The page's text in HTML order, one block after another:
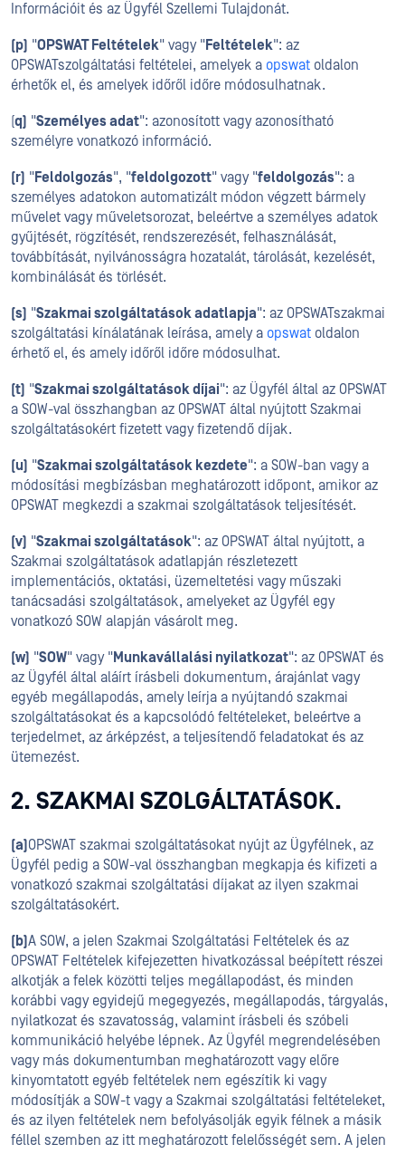
Információit és az Ügyfél Szellemi Tulajdonát.
(p) "OPSWAT Feltételek" vagy "Feltételek": az
OPSWATszolgáltatási feltételei, amelyek a opswat oldalon
érhetők el, és amelyek időről időre módosulhatnak.
(q) "Személyes adat": azonosított vagy azonosítható
személyre vonatkozó információ.
(r) "Feldolgozás", "feldolgozott" vagy "feldolgozás": a
személyes adatokon automatizált módon végzett bármely
művelet vagy műveletsorozat, beleértve a személyes adatok
gyűjtését, rögzítését, rendszerezését, felhasználását,
továbbítását, nyilvánosságra hozatalát, tárolását, kezelését,
kombinálását és törlését.
(s) "Szakmai szolgáltatások adatlapja": az OPSWATszakmai
szolgáltatási kínálatának leírása, amely a opswat oldalon
érhető el, és amely időről időre módosulhat.
(t) "Szakmai szolgáltatások díjai": az Ügyfél által az OPSWAT
a SOW-val összhangban az OPSWAT által nyújtott Szakmai
szolgáltatásokért fizetett vagy fizetendő díjak.
(u) "Szakmai szolgáltatások kezdete": a SOW-ban vagy a
módosítási megbízásban meghatározott időpont, amikor az
OPSWAT megkezdi a szakmai szolgáltatások teljesítését.
(v) "Szakmai szolgáltatások": az OPSWAT által nyújtott, a
Szakmai szolgáltatások adatlapján részletezett
implementációs, oktatási, üzemeltetési vagy műszaki
tanácsadási szolgáltatások, amelyeket az Ügyfél egy
vonatkozó SOW alapján vásárolt meg.
(w) "SOW" vagy "Munkavállalási nyilatkozat": az OPSWAT és
az Ügyfél által aláírt írásbeli dokumentum, árajánlat vagy
egyéb megállapodás, amely leírja a nyújtandó szakmai
szolgáltatásokat és a kapcsolódó feltételeket, beleértve a
terjedelmet, az árképzést, a teljesítendő feladatokat és az
ütemezést.
2. SZAKMAI SZOLGÁLTATÁSOK.
(a)OPSWAT szakmai szolgáltatásokat nyújt az Ügyfélnek, az
Ügyfél pedig a SOW-val összhangban megkapja és kifizeti a
vonatkozó szakmai szolgáltatási díjakat az ilyen szakmai
szolgáltatásokért.
(b)A SOW, a jelen Szakmai Szolgáltatási Feltételek és az
OPSWAT Feltételek kifejezetten hivatkozással beépített részei
alkotják a felek közötti teljes megállapodást, és minden
korábbi vagy egyidejű megegyezés, megállapodás, tárgyalás,
nyilatkozat és szavatosság, valamint írásbeli és szóbeli
kommunikáció helyébe lépnek. Az Ügyfél megrendelésében
vagy más dokumentumban meghatározott vagy előre
kinyomtatott egyéb feltételek nem egészítik ki vagy
módosítják a SOW-t vagy a Szakmai szolgáltatási feltételeket,
és az ilyen feltételek nem befolyásolják egyik félnek a másik
féllel szemben az itt meghatározott felelősségét sem. A jelen